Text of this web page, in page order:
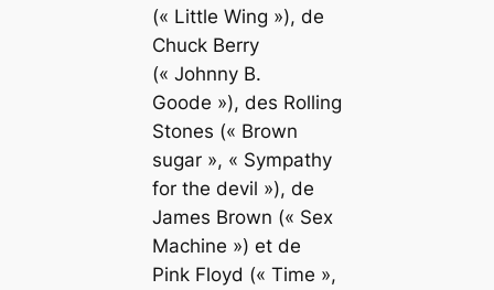
(« Little Wing »), de
Chuck Berry
(« Johnny B.
Goode »), des Rolling
Stones (« Brown
sugar », « Sympathy
for the devil »), de
James Brown (« Sex
Machine ») et de
Pink Floyd (« Time »,